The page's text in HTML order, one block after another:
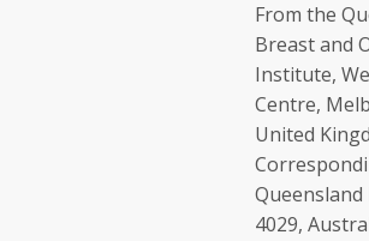
From the
Breast and
Institute,
Centre,
United
4029,